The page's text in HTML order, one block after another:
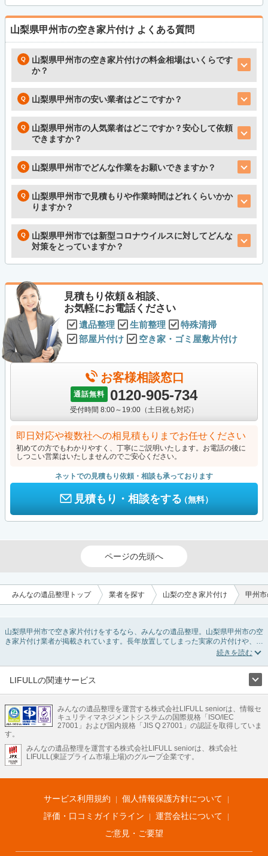
山梨県甲州市の空き家片付け よくある質問
山梨県甲州市の空き家片付けの料金相場はいくらです
か？
山梨県甲州市の安い業者はどこですか？
山梨県甲州市の人気業者はどこですか？安心して依頼
できますか？
山梨県甲州市でどんな作業をお願いできますか？
山梨県甲州市で見積もりや作業時間はどれくらいかか
りますか？
山梨県甲州市では新型コロナウイルスに対してどんな
対策をとっていますか？
見積もり依頼＆相談、
お気軽にお電話ください
遺品整理 生前整理
特殊清掃
部屋片付け
空き家・ゴミ屋敷片付け
お客様相談窓口
通話無料 0120-905-734
受付時間 8:00～19:00（土日祝も対応）
即日対応や複数社への相見積もりまでお任せください
初めての方でもわかりやすく、丁寧にご説明いたします。お電話の後に
しつこい営業はいたしませんのでご安心ください。
ネットでの見積もり依頼・相談も承っております
見積もり・相談をする（無料）
ページの先頭へ
みんなの遺品整理トップ 業者を探す 山梨の空き家片付け 甲州
山梨県甲州市で空き家片付けをするなら、みんなの遺品整理。山梨県甲州市の空
き家片付け業者が掲載されています。長年放置してしまった実家の片付けや、相
続したが住む予定のない親の家の不用品の処分・回収・引き取りまで対応してい
してみましょう。
LIFULLの関連サービス
不動産・住宅
引越し 老人ホーム 地方創生 ママの就労支援
不動産クラウドファンディング 遺品整理 老後の暮らし情報
LIFULL HOME'Sのサービス
不動産・住宅
不動産査定 マンション専門売却査定 不動産投資 アドバイザー
不動産アーカイブ
空き家バンク 家賃相場 不動産会社
まちむすび
不動産用語集 住まいのお役立ち情報
LIFULL HOME'S PRESS
アプリ 不動産データ 不動産転職
みんなの遺品整理を運営する株式会社LIFULL seniorは、情報セ
キュリティマネジメントシステムの国際規格「ISO/IEC
27001」および国内規格「JIS Q 27001」の認証を取得していま
す。
みんなの遺品整理を運営する株式会社LIFULL seniorは、株式会社
LIFULL(東証プライム市場上場)のグループ企業です。
サービス利用規約
個人情報保護方針について
評価・口コミガイドライン
運営会社について
ご意見・ご要望